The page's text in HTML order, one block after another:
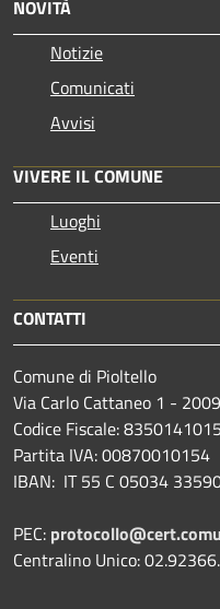
NOVITÀ
Notizie
Comunicati
Avvisi
VIVERE IL COMUNE
Luoghi
Eventi
CONTATTI
Comune di Pioltello
Via Carlo Cattaneo 1 -
Codice Fiscale:
Partita IVA: 00870010154
IBAN: IT 55 C 05034
PEC:
Centralino Unico: